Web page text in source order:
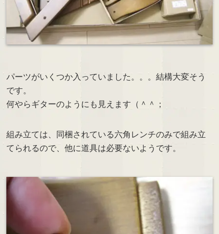
パーツがいくつか入っていました。。。結構大変そう
です。
何やらギターのようにも見えます（＾＾；
組み立ては、同梱されている六角レンチのみで組み立
てられるので、他に道具は必要ないようです。